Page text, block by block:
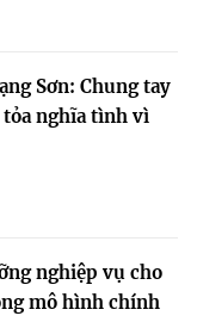
Sơn: Chung tay
nghĩa tình vì
nghiệp vụ cho
mô hình chính